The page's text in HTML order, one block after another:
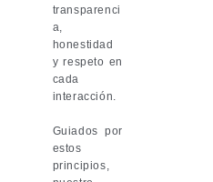
transparenci
a,
honestidad
y respeto en
cada
interacción.
Guiados por
estos
principios,